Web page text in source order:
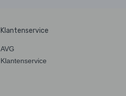
Klantenservice
AVG
Klantenservice